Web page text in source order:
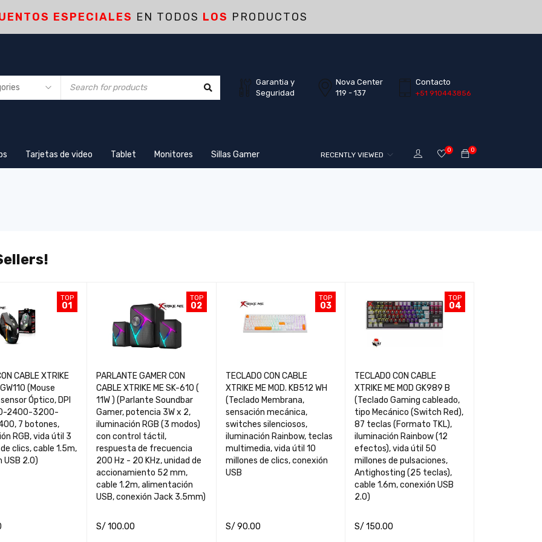
ESPECIALES EN TODOS LOS PRODUCTOS
Garantia y
Seguridad
Nova Center
119 - 137
Contacto
+51 910443856
Tarjetas de video Tablet Monitores Sillas Gamer 0
0
RECENTLY VIEWED
TOP
01
CABLE XTRIKE
GW110 (Mouse
Óptico, DPI
2400-3200-
7 botones,
RGB, vida útil 3
clics, cable 1.5m,
USB 2.0)
TOP
02
PARLANTE GAMER CON
CABLE XTRIKE ME SK-610 (
11W ) (Parlante Soundbar
Gamer, potencia 3W x 2,
iluminación RGB (3 modos)
con control táctil,
respuesta de frecuencia
200 Hz - 20 KHz, unidad de
accionamiento 52 mm,
cable 1.2m, alimentación
USB, conexión Jack 3.5mm)
S/ 100.00
TOP
03
TECLADO CON CABLE
XTRIKE ME MOD. KB512 WH
(Teclado Membrana,
sensación mecánica,
switches silenciosos,
iluminación Rainbow, teclas
multimedia, vida útil 10
millones de clics, conexión
USB
S/ 90.00
TOP
04
TECLADO CON CABLE
XTRIKE ME MOD GK989 B
(Teclado Gaming cableado,
tipo Mecánico (Switch Red),
87 teclas (Formato TKL),
iluminación Rainbow (12
efectos), vida útil 50
millones de pulsaciones,
Antighosting (25 teclas),
cable 1.6m, conexión USB
2.0)
S/ 150.00